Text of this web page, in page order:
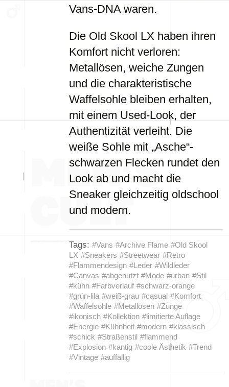
Vans-DNA waren.
Die Old Skool LX haben ihren
Komfort nicht verloren:
Metallösen, weiche Zungen
und die charakteristische
Waffelsohle bleiben erhalten,
mit einem Used-Look, der
Authentizität verleiht. Die
weiße Sohle mit „Asche“-
schwarzen Flecken rundet den
Look ab und macht die
Sneaker gleichzeitig oldschool
und modern.
Tags: #Vans #Archive Flame #Old Skool
LX #Sneakers #Streetwear #Retro
#Flammendesign #Leder #Wildleder
#Canvas #abgenutzt #Mode #urban #Stil
#kühn #Farbverlauf #schwarz-orange
#grün-lila #weiß-grau #casual #Komfort
#Waffelsohle #Metallösen #Zunge
#ikonisch #Kollektion #limitierte Auflage
#Energie #Kühnheit #modern #klassisch
#schick #Straßenstil #flammend
#Explosion #kantig #coole Ästhetik #Trend
#Vintage #auffällig